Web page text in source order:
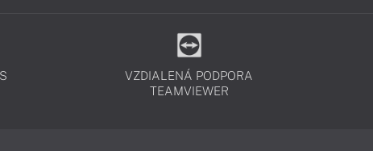
VZDIALENÁ PODPORA
TEAMVIEWER